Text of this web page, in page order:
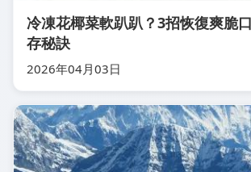
冷凍花椰菜軟趴趴？3招恢復爽脆
存秘訣
2026年04月03日